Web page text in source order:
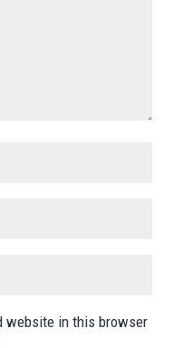
website in this browser